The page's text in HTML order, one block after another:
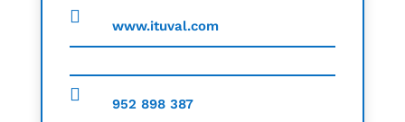
www.ituval.com
952 898 387